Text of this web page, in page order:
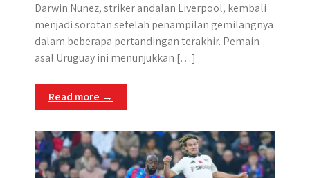
Darwin Nunez, striker andalan Liverpool, kembali
menjadi sorotan setelah penampilan gemilangnya
dalam beberapa pertandingan terakhir. Pemain
asal Uruguay ini menunjukkan […]
Read more →